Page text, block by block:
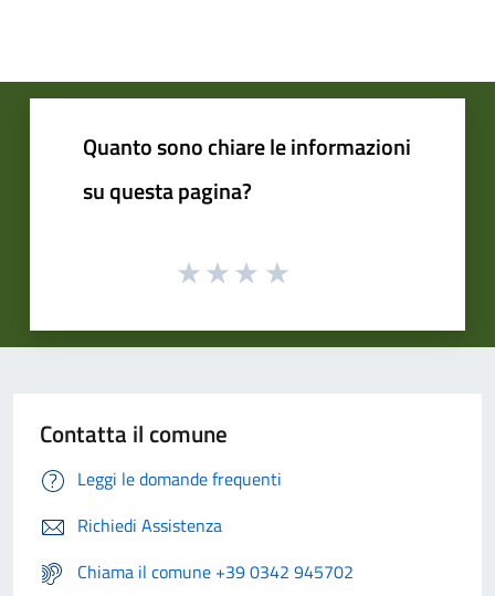
Quanto sono chiare le informazioni
su questa pagina?
Contatta il comune
Leggi le domande frequenti
Richiedi Assistenza
Chiama il comune +39 0342 945702